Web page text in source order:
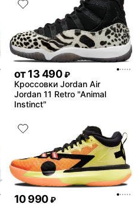
от13 490 ₽
Кроссовки Jordan Air
Jordan 11 Retro "Animal
Instinct"
10 990 ₽